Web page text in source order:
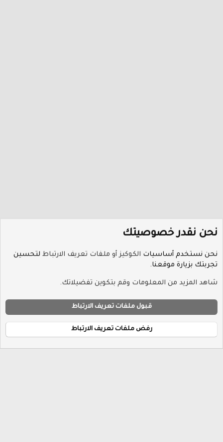
سياسة الخصوصية
الرئيسية
S
®
نحن نقدر خصوصيتك
نحن نستخدم أساسيات الكوكيز أو ملفات تعريف الارتباط لتحسين
تجربتك بزيارة موقعنا.
شاهد المزيد من المعلومات وقم بتكوين تفضيلاتك.
قبول ملفات تعريف الارتباط
رفض ملفات تعريف الارتباط